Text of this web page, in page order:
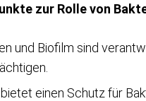
zur Rolle von
und Biofilm sind
einen Schutz für